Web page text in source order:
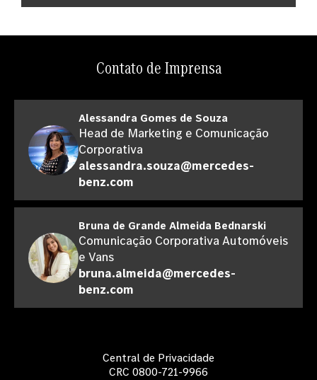
Contato de Imprensa
Alessandra Gomes de Souza
Head de Marketing e Comunicação
Corporativa
alessandra.souza@mercedes-
benz.com
Bruna de Grande Almeida Bednarski
Comunicação Corporativa Automóveis
e Vans
bruna.almeida@mercedes-
benz.com
Central de Privacidade
CRC 0800-721-9966